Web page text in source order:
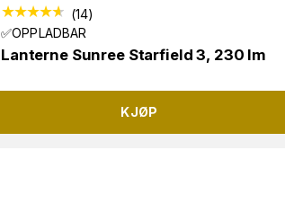
(14)
✅OPPLADBAR
Lanterne Sunree Starfield 3, 230 lm
KJØP